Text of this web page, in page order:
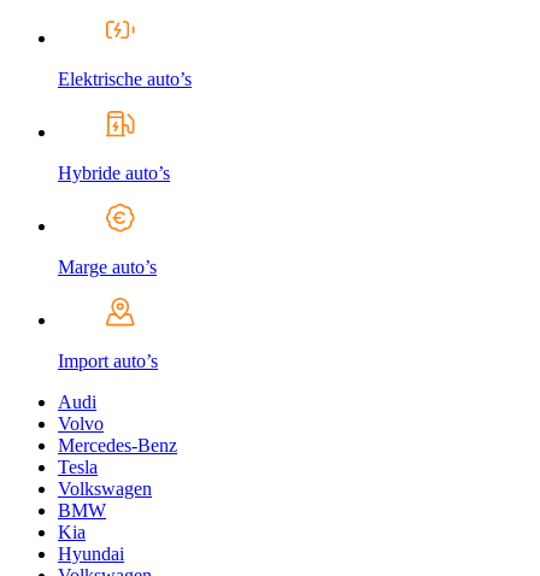
Elektrische auto’s
Hybride auto’s
Marge auto’s
Import auto’s
Audi
Volvo
Mercedes-Benz
Tesla
Volkswagen
BMW
Kia
Hyundai